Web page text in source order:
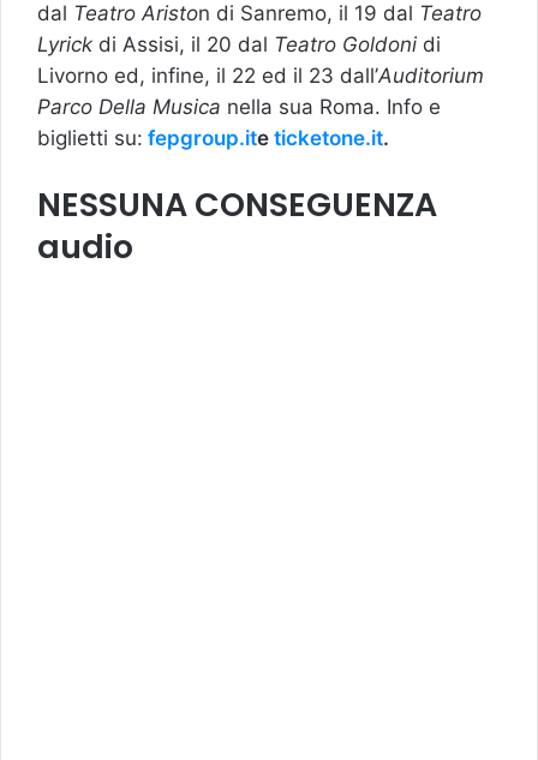
dal Teatro Ariston di Sanremo, il 19 dal Teatro
Lyrick di Assisi, il 20 dal Teatro Goldoni di
Livorno ed, infine, il 22 ed il 23 dall’Auditorium
Parco Della Musica nella sua Roma. Info e
biglietti su: fepgroup.ite ticketone.it.
NESSUNA CONSEGUENZA
audio